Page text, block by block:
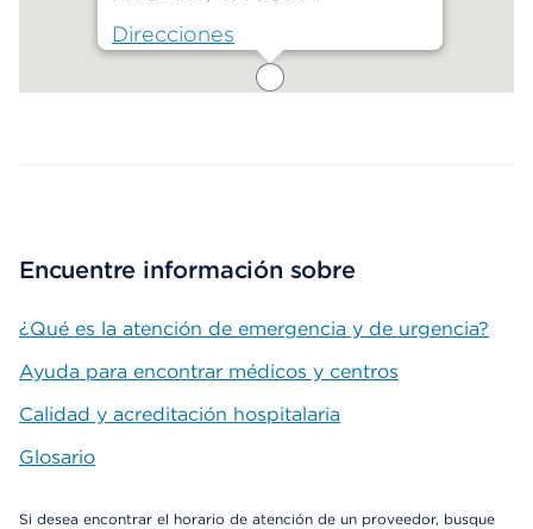
Direcciones
Encuentre información sobre
¿Qué es la atención de emergencia y de urgencia?
Ayuda para encontrar médicos y centros
Calidad y acreditación hospitalaria
Glosario
Si desea encontrar el horario de atención de un proveedor, busque